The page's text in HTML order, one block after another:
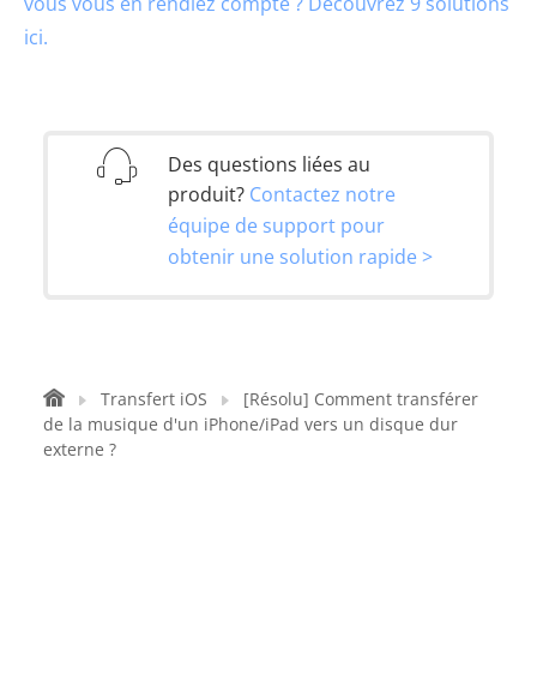
ici.
Des questions liées au
produit? Contactez notre
équipe de support pour
obtenir une solution rapide >
Transfert iOS
[Résolu] Comment transférer
de la musique d'un iPhone/iPad vers un disque dur
externe ?